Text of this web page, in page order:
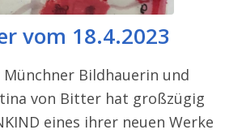
vom 18.4.2023
Bildhauerin und
von Bitter hat großzügig
eines ihrer neuen Werke